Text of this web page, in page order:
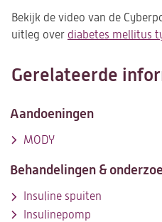
Bekijk de video van de
uitleg over diabetes mellitus
Gerelateerde
Aandoeningen
MODY
Behandelingen &
Insuline spuiten
Insulinepomp